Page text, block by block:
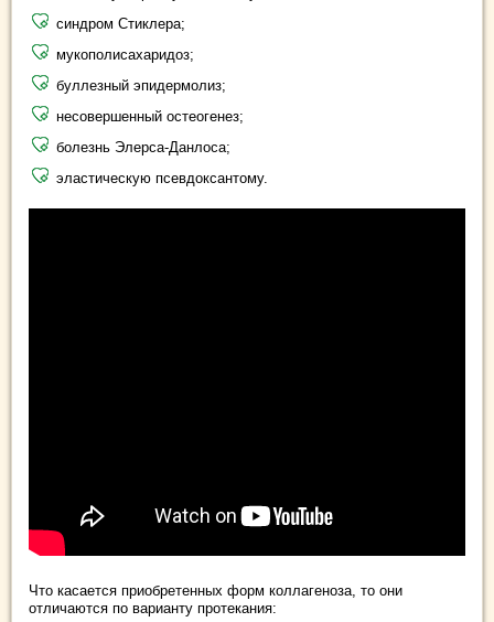
синдром Стиклера;
мукополисахаридоз;
буллезный эпидермолиз;
несовершенный остеогенез;
болезнь Элерса-Данлоса;
эластическую псевдоксантому.
Что касается приобретенных форм коллагеноза, то они
отличаются по варианту протекания: